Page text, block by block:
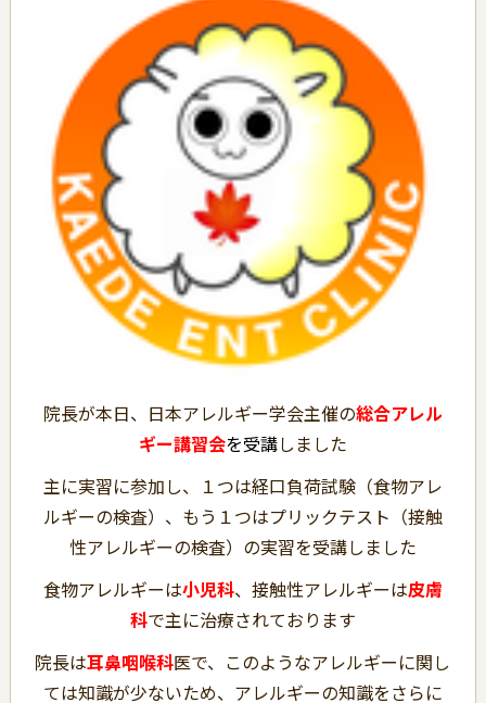
院長が本日、日本アレルギー学会主催の総合アレル
ギー講習会を受講しました
主に実習に参加し、１つは経口負荷試験（食物アレ
ルギーの検査）、もう１つはプリックテスト（接触
性アレルギーの検査）の実習を受講しました
食物アレルギーは小児科、接触性アレルギーは皮膚
科で主に治療されております
院長は耳鼻咽喉科医で、このようなアレルギーに関し
ては知識が少ないため、アレルギーの知識をさらに